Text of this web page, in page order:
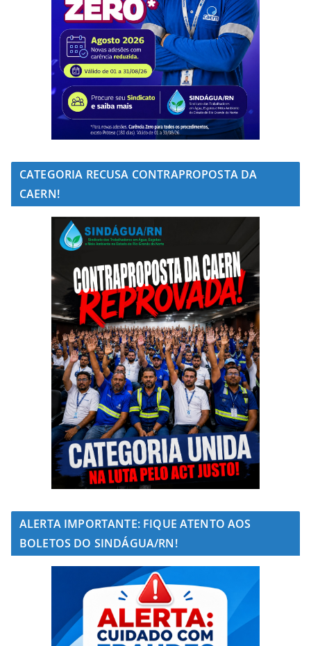
CATEGORIA RECUSA CONTRAPROPOSTA DA
CAERN!
ALERTA IMPORTANTE: FIQUE ATENTO AOS
BOLETOS DO SINDÁGUA/RN!